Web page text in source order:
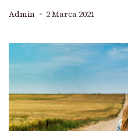
Admin 2 Marca 2021